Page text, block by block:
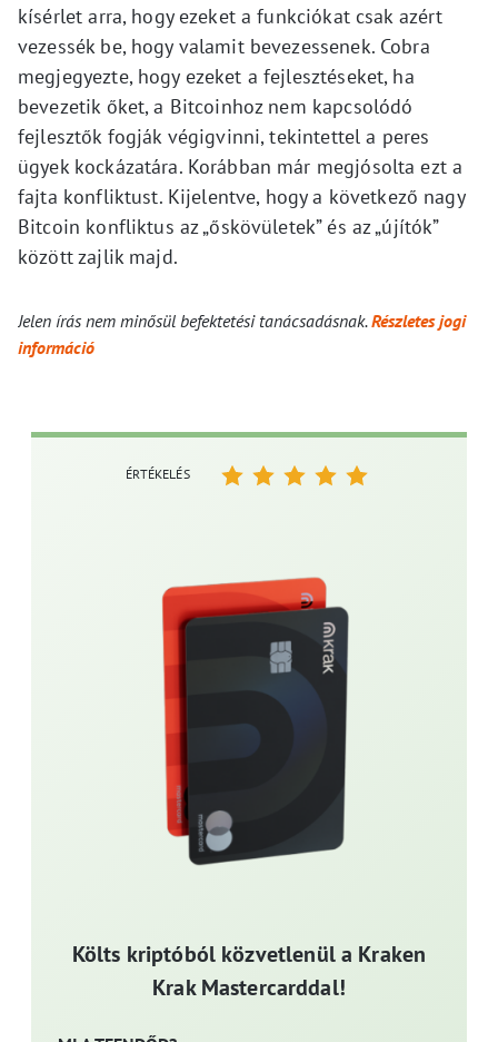
kísérlet arra, hogy ezeket a funkciókat csak azért
vezessék be, hogy valamit bevezessenek. Cobra
megjegyezte, hogy ezeket a fejlesztéseket, ha
bevezetik őket, a Bitcoinhoz nem kapcsolódó
fejlesztők fogják végigvinni, tekintettel a peres
ügyek kockázatára. Korábban már megjósolta ezt a
fajta konfliktust. Kijelentve, hogy a következő nagy
Bitcoin konfliktus az „őskövületek” és az „újítók”
között zajlik majd.
Jelen írás nem minősül befektetési tanácsadásnak.Részletes jogi
információ
Költs kriptóból közvetlenül a Kraken
Krak Mastercarddal!
ÉRTÉKELÉS